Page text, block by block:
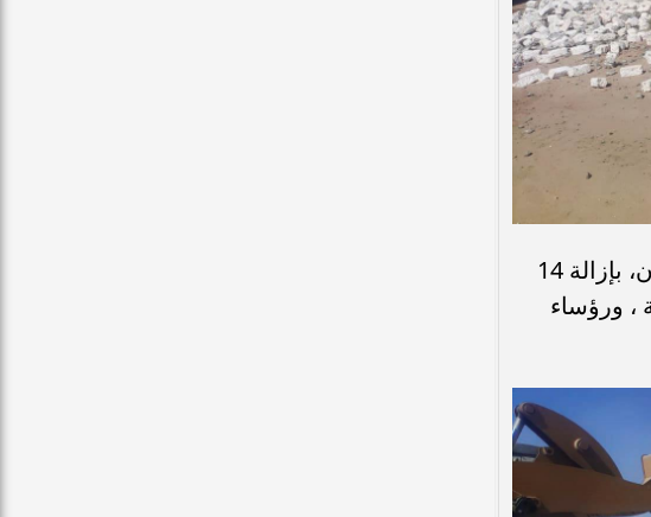
وفى هذا الإطار قامت الوحدة المحلية لمركز ومدينة أسوان، بإشراف إبراهيم سليمان، بإزالة 14
، ورؤساء